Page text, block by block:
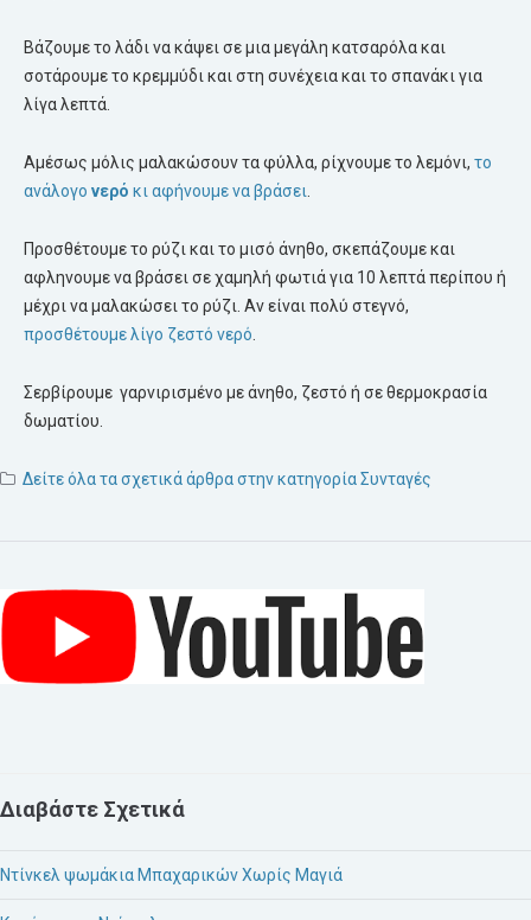
Βάζουμε το λάδι να κάψει σε μια μεγάλη κατσαρόλα και
σοτάρουμε το κρεμμύδι και στη συνέχεια και το σπανάκι για
λίγα λεπτά.
Αμέσως μόλις μαλακώσουν τα φύλλα, ρίχνουμε το λεμόνι, το
ανάλογο νερό κι αφήνουμε να βράσει
Προσθέτουμε το ρύζι και το μισό άνηθο, σκεπάζουμε και
αφληνουμε να βράσει σε χαμηλή φωτιά για 10 λεπτά περίπου ή
μέχρι να μαλακώσει το ρύζι. Αν είναι πολύ στεγνό,
προσθέτουμε λίγο ζεστό νερό
Σερβίρουμε γαρνιρισμένο με άνηθο, ζεστό ή σε θερμοκρασία
δωματίου.
Δείτε όλα τα σχετικά άρθρα στην κατηγορία Συνταγές
Διαβάστε Σχετικά
Ντίνκελ ψωμάκια Μπαχαρικών Χωρίς Μαγιά